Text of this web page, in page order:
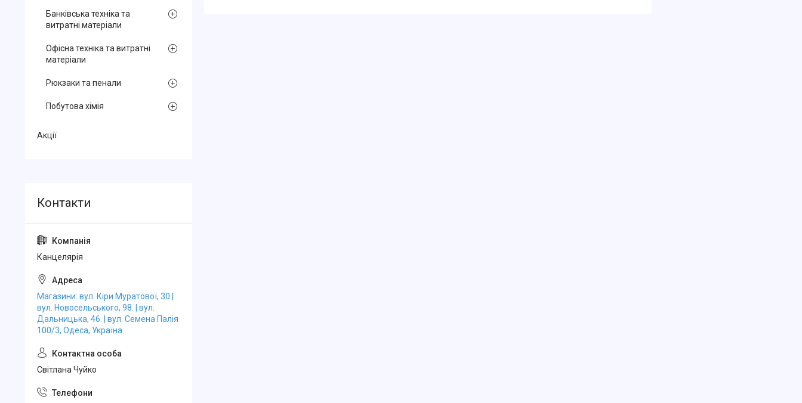
Банківська техніка та
витратні матеріали
Офісна техніка та витратні
матеріали
Рюкзаки та пенали
Побутова хімія
Акції
Канцелярiя
Магазини: вул. Кіри Муратової, 30 |
вул. Новосельського, 98. | вул.
Дальницька, 46. | вул. Семена Палія
100/3, Одеса, Україна
Свiтлана Чуйко